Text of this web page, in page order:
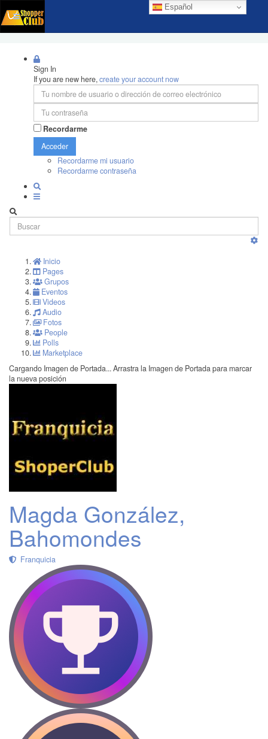
Español
Sign In
If you are new here,create your account now
Recordarme
Acceder
Recordarme mi usuario
Recordarme contraseña
Inicio
Pages
Grupos
Eventos
Videos
Audio
Fotos
People
Polls
Marketplace
Cargando Imagen de Portada... Arrastra la Imagen de Portada para marcar
la nueva posición
Magda González,
Bahomondes
Franquicia